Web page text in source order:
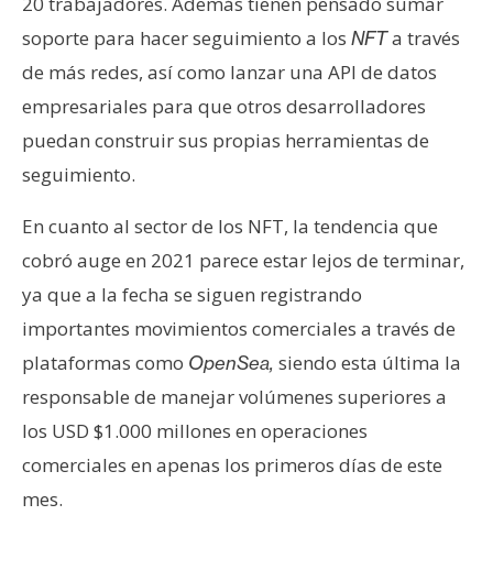
a
d
soporte para hacer seguimiento a los NFTa través
de más redes, así como lanzar una API de datos
empresariales para que otros desarrolladores
puedan construir sus propias herramientas de
seguimiento.
En cuanto al sector de los NFT, la tendencia que
cobró auge en 2021 parece estar lejos de terminar,
ya que a la fecha se siguen registrando
importantes movimientos comerciales a través de
plataformas como OpenSea, siendo esta última la
responsable de manejar volúmenes superiores a
los USD $1.000 millones en operaciones
comerciales en apenas los primeros días de este
mes.